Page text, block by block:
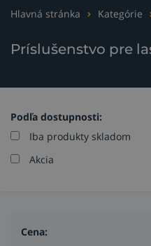
Hlavná stránka Kategórie
Príslušenstvo pre
Podľa dostupnosti:
Iba produkty skladom
Akcia
Cena: